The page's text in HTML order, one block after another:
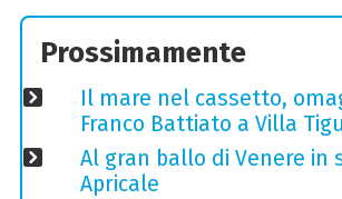
Prossimamente
Il mare nel cassetto,
Franco Battiato a Villa
Al gran ballo di Venere in
Apricale